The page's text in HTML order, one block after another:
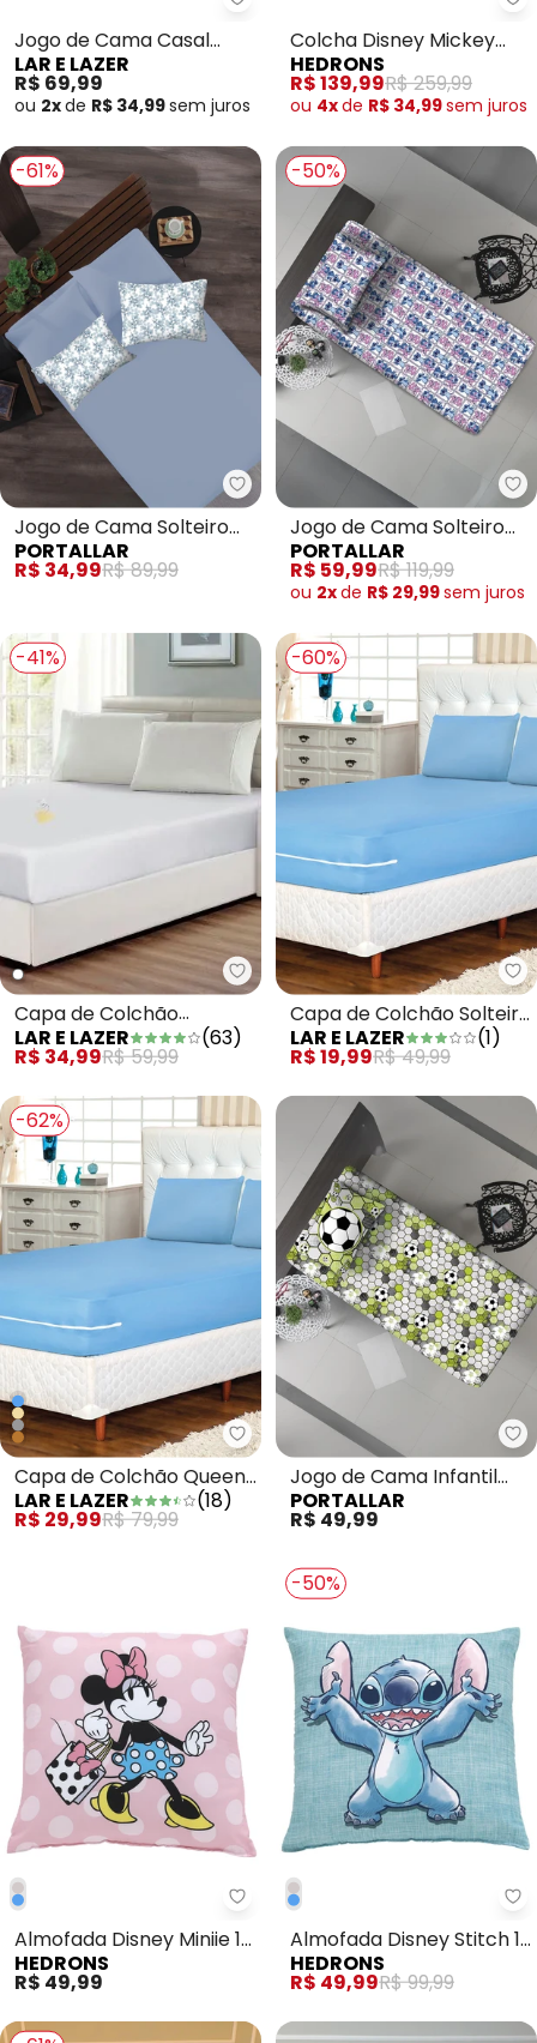
Jogo de Cama Casal
Rosa 3 Peças
LAR E LAZER
R$ 69,99
ou 2x de R$ 34,99 semjuros
Colcha Disney Mickey
Solteiro 1 Peça
HEDRONS
R$ 139,99R$ 259,99
ou 4x de R$ 34,99 semjuros
-61%
Portallar - Jogo de Cama
Jogo de Cama Solteiro
Azul/Folhas 2 Peças
PORTALLAR
R$ 34,99R$ 89,99
-50%
Jogo de Cama Solteiro
Stitch/Quadros 2 Peças
PORTALLAR
R$ 59,99R$ 119,99
ou 2x de R$ 29,99 semjuros
-41%
Lar e Lazer - Capa de Colchão
Capa de Colchão
Impermeável Branca
LAR E LAZER (63)
R$ 34,99R$ 59,99
-60%
Capa de Colchão Solteiro
Azul
LAR E LAZER (1)
R$ 19,99R$ 49,99
-62%
Lar e Lazer - Capa de Colchão
Capa de Colchão Queen
Azul
LAR E LAZER (18)
R$ 29,99R$ 79,99
Jogo de Cama Infantil
Estampado/Soccer 2
PORTALLAR
R$ 49,99
Almofada Disney Miniie 1
Peça
HEDRONS
R$ 49,99
-50%
Almofada Disney Stitch 1
Peça
HEDRONS
R$ 49,99R$ 99,99